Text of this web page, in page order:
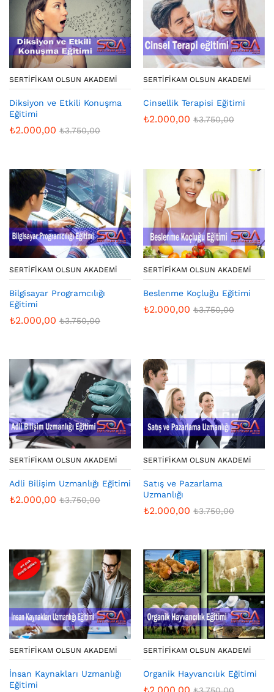
SERTIFIKAM OLSUN AKADEMI
Diksiyon ve Etkili Konuşma
Eğitimi
₺2.000,00 ₺3.750,00
SERTIFIKAM OLSUN AKADEMI
Cinsellik Terapisi Eğitimi
₺2.000,00 ₺3.750,00
SERTIFIKAM OLSUN AKADEMI
Bilgisayar Programcılığı
Eğitimi
₺2.000,00 ₺3.750,00
SERTIFIKAM OLSUN AKADEMI
Beslenme Koçluğu Eğitimi
₺2.000,00 ₺3.750,00
SERTIFIKAM OLSUN AKADEMI
Adli Bilişim Uzmanlığı Eğitimi
₺2.000,00 ₺3.750,00
SERTIFIKAM OLSUN AKADEMI
Satış ve Pazarlama
Uzmanlığı
₺2.000,00 ₺3.750,00
SERTIFIKAM OLSUN AKADEMI
İnsan Kaynakları Uzmanlığı
Eğitimi
SERTIFIKAM OLSUN AKADEMI
Organik Hayvancılık Eğitimi